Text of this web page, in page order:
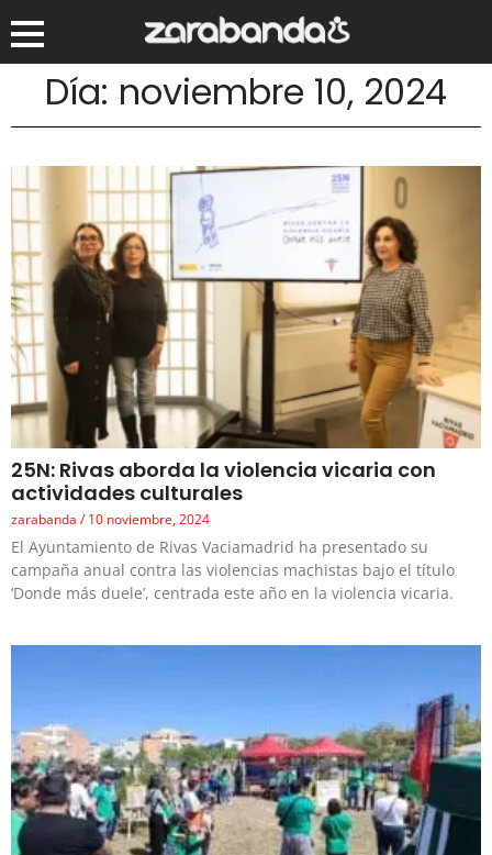
Día: noviembre 10, 2024
25N: Rivas aborda la violencia vicaria con
actividades culturales
zarabanda 10 noviembre, 2024
El Ayuntamiento de Rivas Vaciamadrid ha presentado su
campaña anual contra las violencias machistas bajo el título
‘Donde más duele’, centrada este año en la violencia vicaria.